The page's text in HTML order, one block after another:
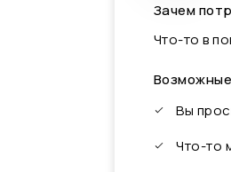
Зачем
Что-то в
Вы
Что-то